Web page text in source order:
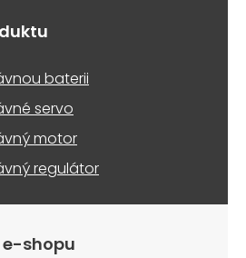
baterii
servo
motor
regulátor
e-shopu